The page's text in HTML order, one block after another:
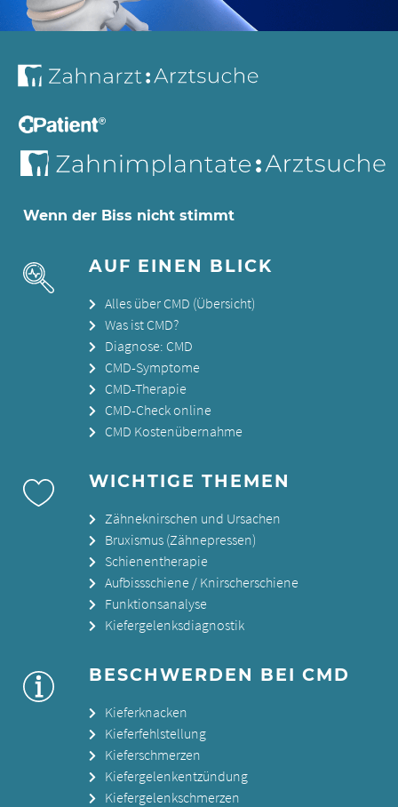
Wenn der Biss nicht stimmt
AUF EINEN BLICK
Alles über CMD (Übersicht)
Was ist CMD?
Diagnose: CMD
CMD-Symptome
CMD-Therapie
CMD-Check online
CMD Kostenübernahme
WICHTIGE THEMEN
Zähneknirschen und Ursachen
Bruxismus (Zähnepressen)
Schienentherapie
Aufbissschiene / Knirscherschiene
Funktionsanalyse
Kiefergelenksdiagnostik
BESCHWERDEN BEI CMD
Kieferknacken
Kieferfehlstellung
Kieferschmerzen
Kiefergelenkentzündung
Kiefergelenkschmerzen